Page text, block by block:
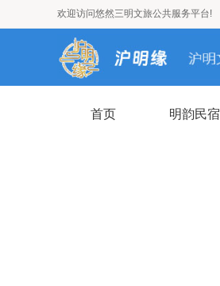
欢迎访问悠然三明文旅公共服务平台!
首页 明韵民宿